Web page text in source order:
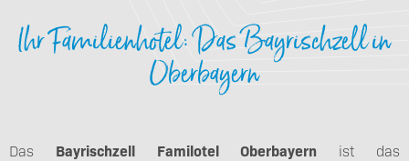
Ihr Familienhotel: Das Bayrischzell in
Oberbayern
Das Bayrischzell Familotel Oberbayern ist das